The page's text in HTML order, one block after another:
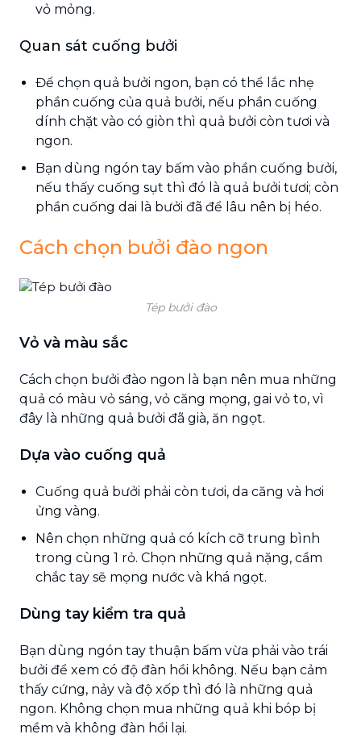
vỏ mỏng.
Quan sát cuống bưởi
Để chọn quả bưởi ngon, bạn có thể lắc nhẹ
phần cuống của quả bưởi, nếu phần cuống
dính chặt vào có giòn thì quả bưởi còn tươi và
ngon.
Bạn dùng ngón tay bấm vào phần cuống bưởi,
nếu thấy cuống sụt thì đó là quả bưởi tươi; còn
phần cuống dai là bưởi đã để lâu nên bị héo.
Cách chọn bưởi đào ngon
Tép bưởi đào
Vỏ và màu sắc
Cách chọn bưởi đào ngon là bạn nên mua những
quả có màu vỏ sáng, vỏ căng mọng, gai vỏ to, vì
đây là những quả bưởi đã già, ăn ngọt.
Dựa vào cuống quả
Cuống quả bưởi phải còn tươi, da căng và hơi
ửng vàng.
Nên chọn những quả có kích cỡ trung bình
trong cùng 1 rỏ. Chọn những quả nặng, cầm
chắc tay sẽ mọng nước và khá ngọt.
Dùng tay kiểm tra quả
Bạn dùng ngón tay thuận bấm vừa phải vào trái
bưởi để xem có độ đàn hồi không. Nếu bạn cảm
thấy cứng, nảy và độ xốp thì đó là những quả
ngon. Không chọn mua những quả khi bóp bị
mềm và không đàn hồi lại.